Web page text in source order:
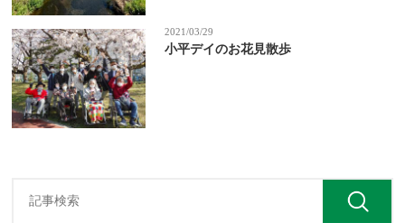
2021/03/29
小平デイのお花見散歩